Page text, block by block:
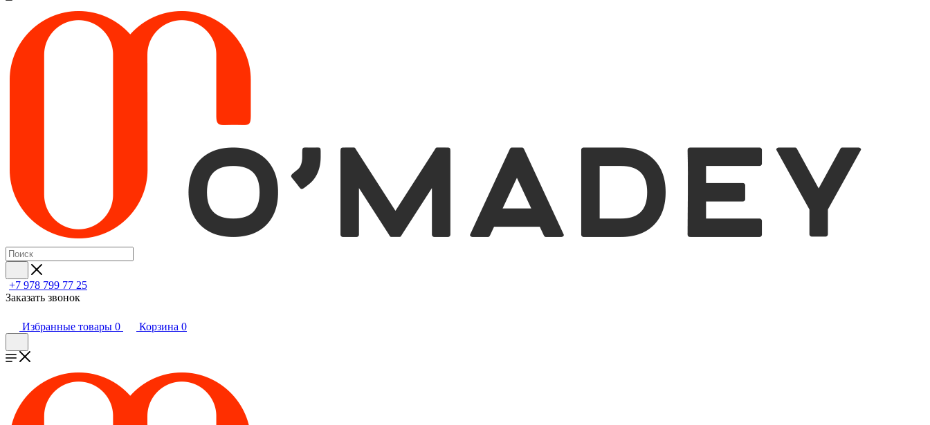
+7 978 799 77 25
Заказать звонок
Избранные товары 0 Корзина 0